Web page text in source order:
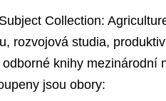
Collection:
rozvojová studia,
knihy mezinárodní
jsou obory: